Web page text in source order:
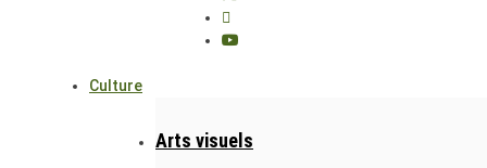
Culture
Arts visuels